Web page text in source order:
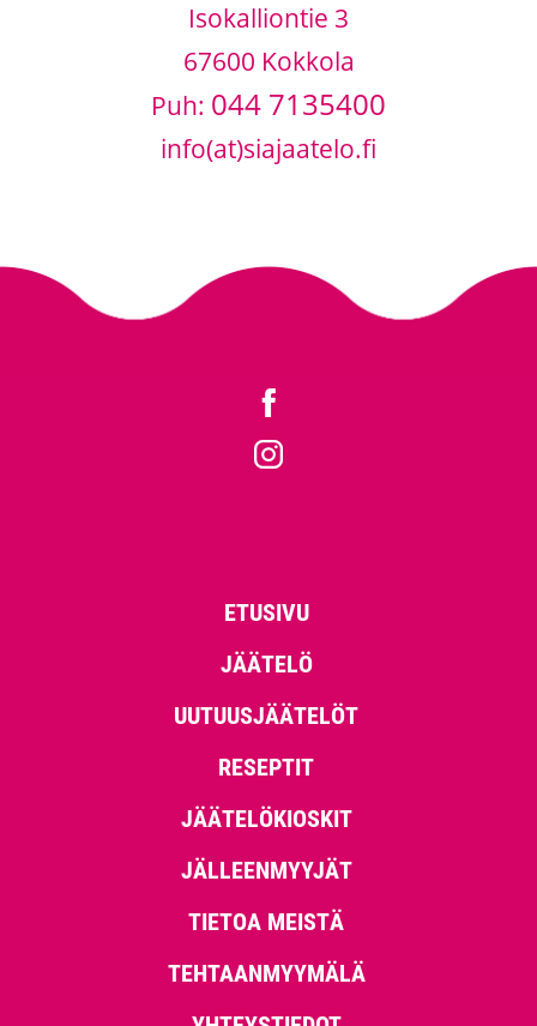
Isokalliontie 3
67600 Kokkola
Puh: 044 7135400
info(at)siajaatelo.fi
ETUSIVU
JÄÄTELÖ
UUTUUSJÄÄTELÖT
RESEPTIT
JÄÄTELÖKIOSKIT
JÄLLEENMYYJÄT
TIETOA MEISTÄ
TEHTAANMYYMÄLÄ